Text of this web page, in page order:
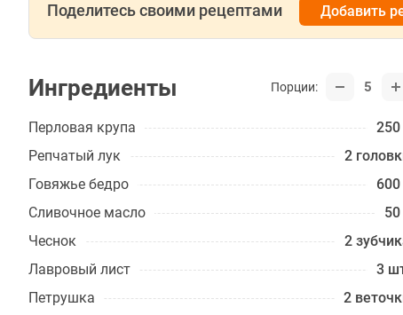
Поделитесь своими рецептами Добавить
Ингредиенты Порции: 5
Перловая крупа
250
Репчатый лук
2
Говяжье бедро
600
Сливочное масло
50
Чеснок
2
Лавровый лист
3
Петрушка
2